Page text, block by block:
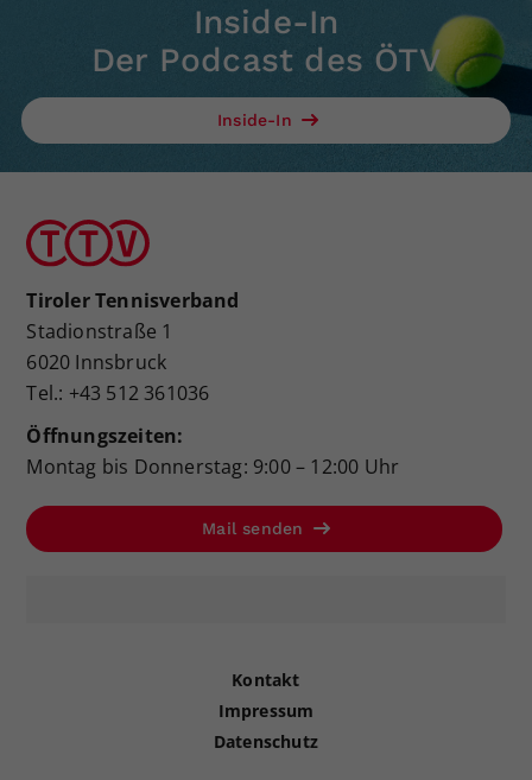
Inside-In
Der Podcast des ÖTV
Inside-In
Tiroler Tennisverband
Stadionstraße 1
6020 Innsbruck
Tel.: +43 512 361036
Öffnungszeiten:
Montag bis Donnerstag: 9:00 – 12:00 Uhr
Mail senden
Kontakt
Impressum
Datenschutz